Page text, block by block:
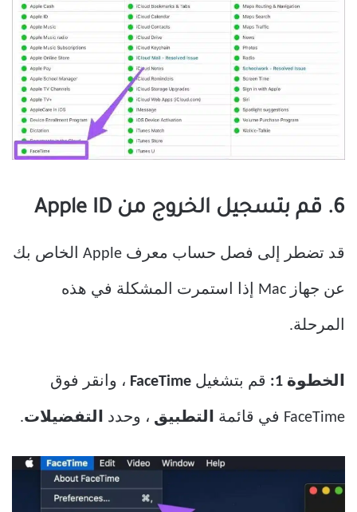
6. قم بتسجيل الخروج من Apple ID
قد تضطر إلى فصل حساب معرف Apple الخاص بك
عن جهاز Mac إذا استمرت المشكلة في هذه
المرحلة.
الخطوة 1: قم بتشغيل FaceTime ، وانقر فوق
FaceTime في قائمة التطبيق ، وحدد التفضيلات.